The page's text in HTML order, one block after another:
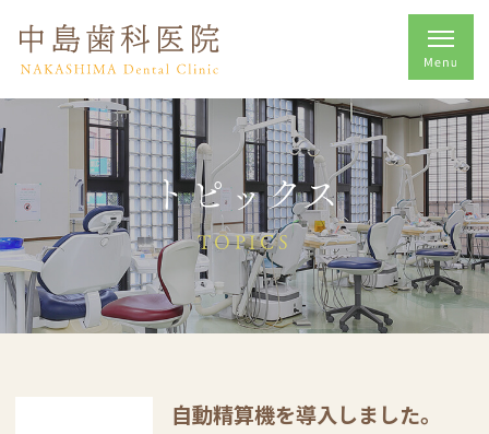
トピックス
TOPICS
自動精算機を導入しました。